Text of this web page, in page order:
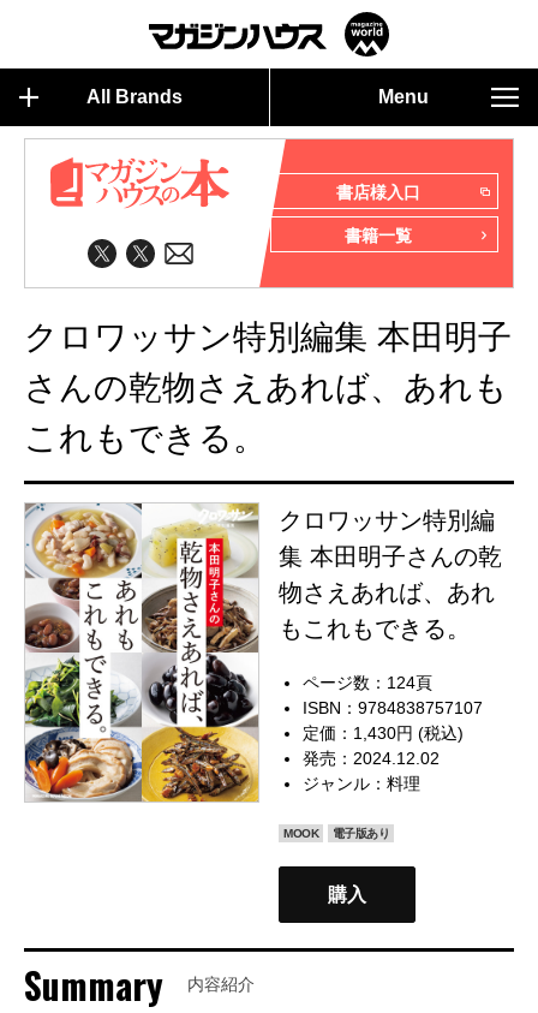
All Brands Menu
書店様入口
書籍一覧
クロワッサン特別編集 本田明子
さんの乾物さえあれば、あれも
これもできる。
クロワッサン特別編
集 本田明子さんの乾
物さえあれば、あれ
もこれもできる。
ページ数：124頁
ISBN：9784838757107
定価：1,430円 (税込)
発売：2024.12.02
ジャンル：料理
MOOK 電子版あり
購入
Summary 内容紹介